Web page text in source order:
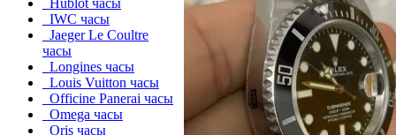
Hublot часы
IWC часы
Jaeger Le Coultre
часы
Longines часы
Louis Vuitton часы
Officine Panerai часы
Omega часы
Oris часы